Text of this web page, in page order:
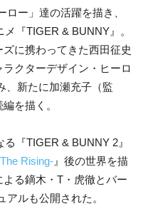
ロー」達の活躍を描き、
『TIGER & BUNNY』。
に携わってきた西田征史
ラクターデザイン・ヒーロ
、新たに加瀬充子（監
を描く。
『TIGER & BUNNY 2』
Rising- 』後の世界を描
る鏑木・T・虎徹とバー
ルも公開された。